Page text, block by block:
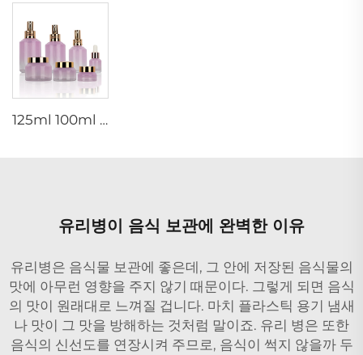
125ml 100ml 60ml 15ml 100g 50g 30g 스킨케어 패키지 유리 화장품 펌프 스프레이 세럼 토너 병
유리병이 음식 보관에 완벽한 이유
유리병은 음식물 보관에 좋은데, 그 안에 저장된 음식물의
맛에 아무런 영향을 주지 않기 때문이다. 그렇게 되면 음식
의 맛이 원래대로 느껴질 겁니다. 마치 플라스틱 용기 냄새
나 맛이 그 맛을 방해하는 것처럼 말이죠. 유리 병은 또한
음식의 신선도를 연장시켜 주므로, 음식이 썩지 않을까 두